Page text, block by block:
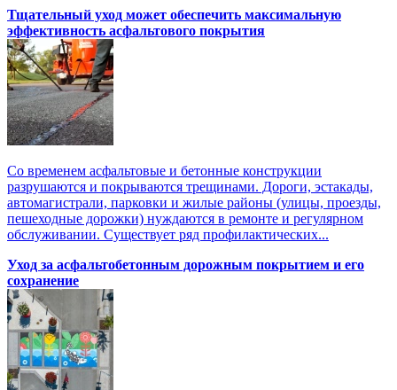
Тщательный уход может обеспечить максимальную
эффективность асфальтового покрытия
Со временем асфальтовые и бетонные конструкции
разрушаются и покрываются трещинами. Дороги, эстакады,
автомагистрали, парковки и жилые районы (улицы, проезды,
пешеходные дорожки) нуждаются в ремонте и регулярном
обслуживании. Существует ряд профилактических...
Уход за асфальтобетонным дорожным покрытием и его
сохранение